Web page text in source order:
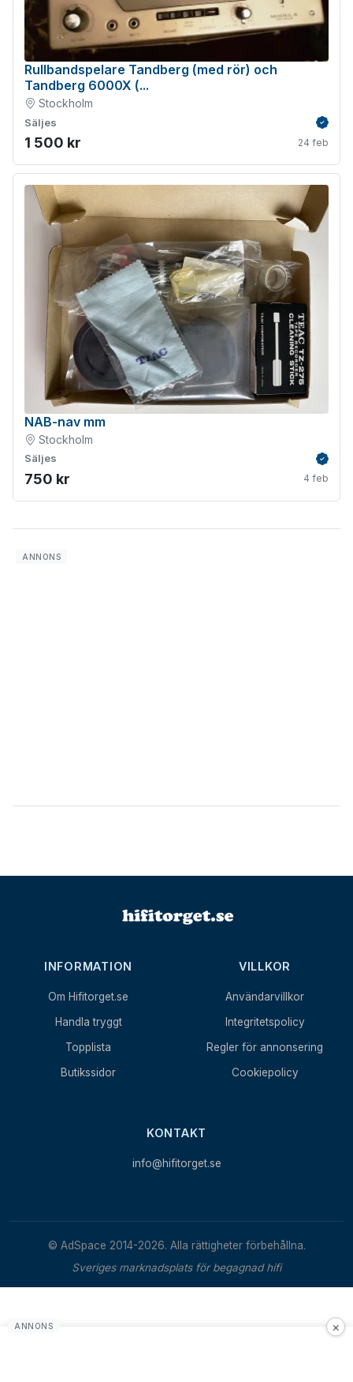
Rullbandspelare Tandberg (med rör) och
Tandberg 6000X (...
Stockholm
Säljes
1 500 kr 24 feb
NAB-nav mm
Stockholm
Säljes
750 kr 4 feb
INFORMATION
Om Hifitorget.se
Handla tryggt
Topplista
Butikssidor
VILLKOR
Användarvillkor
Integritetspolicy
Regler för annonsering
Cookiepolicy
KONTAKT
info@hifitorget.se
© AdSpace 2014-2026. Alla rättigheter förbehållna.
Sveriges marknadsplats för begagnad hifi
×